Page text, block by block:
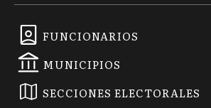
FUNCIONARIOS
MUNICIPIOS
SECCIONES ELECTORALES